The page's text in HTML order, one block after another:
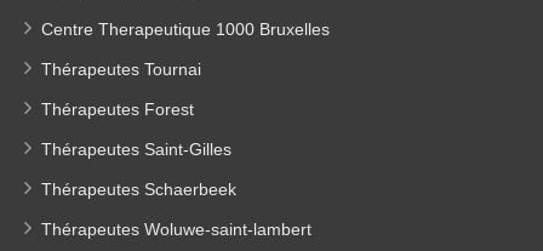
Centre Therapeutique 1000 Bruxelles
Thérapeutes Tournai
Thérapeutes Forest
Thérapeutes Saint-Gilles
Thérapeutes Schaerbeek
Thérapeutes Woluwe-saint-lambert